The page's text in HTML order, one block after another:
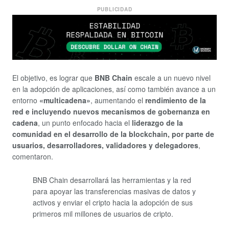
PUBLICIDAD
El objetivo, es lograr que BNB Chain escale a un nuevo nivel
en la adopción de aplicaciones, así como también avance a un
entorno «multicadena», aumentando el rendimiento de la
red e incluyendo nuevos mecanismos de gobernanza en
cadena, un punto enfocado hacia el liderazgo de la
comunidad en el desarrollo de la blockchain, por parte de
usuarios, desarrolladores, validadores y delegadores,
comentaron.
BNB Chain desarrollará las herramientas y la red
para apoyar las transferencias masivas de datos y
activos y enviar el cripto hacia la adopción de sus
primeros mil millones de usuarios de cripto.